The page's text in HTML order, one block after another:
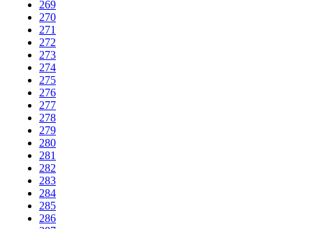
269
270
271
272
273
274
275
276
277
278
279
280
281
282
283
284
285
286